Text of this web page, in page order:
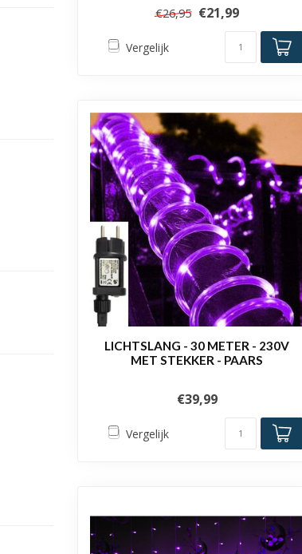
€26,95 €21,99
Vergelijk
LICHTSLANG - 30 METER - 230V
MET STEKKER - PAARS
€39,99
Vergelijk